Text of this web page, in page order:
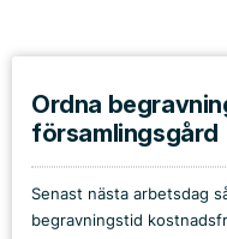
Ordna
församlingsgård
Senast nästa arbetsdag
begravningstid